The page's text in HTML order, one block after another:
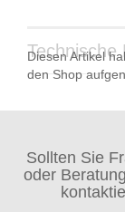
Technische
Diesen Artikel
den Shop
Sollten Sie
oder